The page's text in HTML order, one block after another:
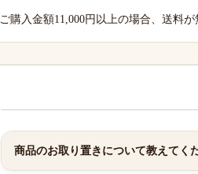
ご購入金額11,000円以上の場合、送料が
商品のお取り置きについて教えてく